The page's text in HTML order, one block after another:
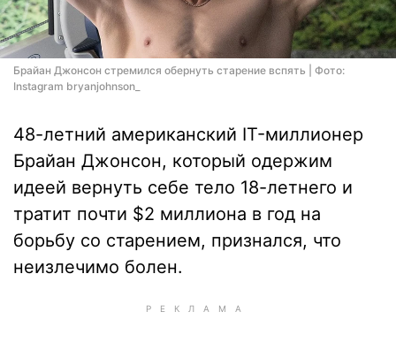
Брайан Джонсон стремился обернуть старение вспять | Фото:
Instagram bryanjohnson_
48-летний американский IT-миллионер
Брайан Джонсон, который одержим
идеей вернуть себе тело 18-летнего и
тратит почти $2 миллиона в год на
борьбу со старением, признался, что
неизлечимо болен.